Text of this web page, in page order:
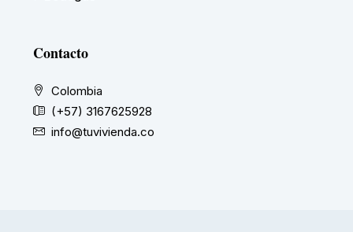
Contacto
Colombia
(+57) 3167625928
info@tuvivienda.co